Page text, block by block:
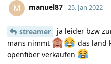
M manuel87 25. Jan 2022
streamer
ja leider bzw
mans nimmt
das land
openfiber verkaufen